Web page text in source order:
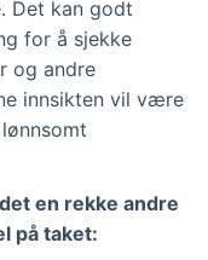
Det kan godt
for å sjekke
og andre
innsikten vil være
en rekke andre
på taket: